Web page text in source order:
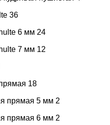
36
6 мм 24
7 мм 12
18
прямая 5 мм 2
прямая 6 мм 2